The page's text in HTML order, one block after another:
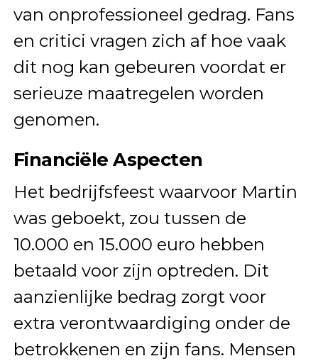
van onprofessioneel gedrag. Fans
en critici vragen zich af hoe vaak
dit nog kan gebeuren voordat er
serieuze maatregelen worden
genomen.
Financiële Aspecten
Het bedrijfsfeest waarvoor Martin
was geboekt, zou tussen de
10.000 en 15.000 euro hebben
betaald voor zijn optreden. Dit
aanzienlijke bedrag zorgt voor
extra verontwaardiging onder de
betrokkenen en zijn fans. Mensen